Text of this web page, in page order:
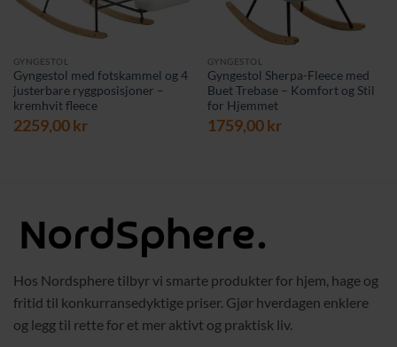
GYNGESTOL
Gyngestol med fotskammel og 4
justerbare ryggposisjoner –
kremhvit fleece
2259,00kr
GYNGESTOL
Gyngestol Sherpa-Fleece med
Buet Trebase – Komfort og Stil
for Hjemmet
1759,00kr
Hos Nordsphere tilbyr vi smarte produkter for hjem, hage og
fritid til konkurransedyktige priser. Gjør hverdagen enklere
og legg til rette for et mer aktivt og praktisk liv.